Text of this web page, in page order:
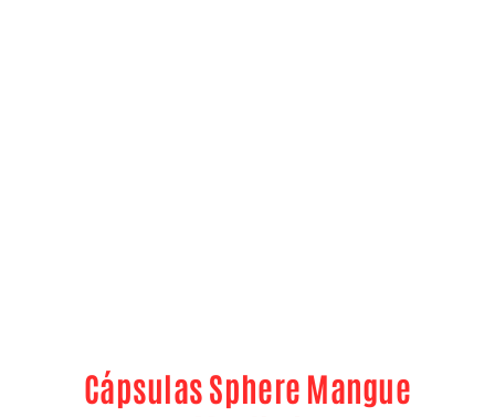
Cápsulas Sphere Mangue